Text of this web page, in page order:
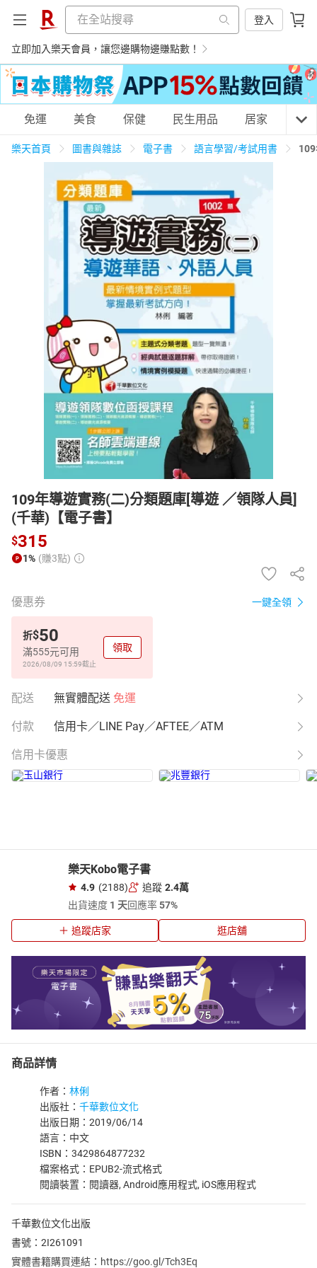
登入
立即加入樂天會員，讓您邊購物邊賺點數！
購物網分類
天天免運 美食蛋糕 養生保健
3C家電 運動休閒 親子玩具
男裝 化妝保養
日本購物 電子/紙本書
HOT
免運 美食 保健 民生用品 居家 3C
樂天首頁 圖書與雜誌 電子書 語言學習/考試用書
109年導遊實務(二)分類題庫[導遊 ／領隊人員]
(千華)【電子書】
$315
1% (賺3點)
優惠券 一鍵全領
折$50
滿555元可用
2026/08/09 15:59截止
領取
配送 無實體配送 免運
付款 信用卡／LINE Pay／AFTEE／ATM
信用卡優惠
樂天Kobo電子書
4.9 (2188) 追蹤 2.4萬
出貨速度 1 天回應率57%
追蹤店家 逛店舖
商品詳情
作者： 林俐
出版社： 千華數位文化
出版日期：2019/06/14
語言：中文
ISBN：3429864877232
檔案格式：EPUB2-流式格式
閱讀裝置：閱讀器, Android應用程式, iOS應用程式
千華數位文化出版
書號：2I261091
實體書籍購買連結：https://goo.gl/Tch3Eq